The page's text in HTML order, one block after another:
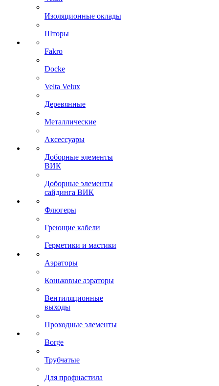
Изоляционные оклады
Шторы
Fakro
Docke
Velta Velux
Деревянные
Металлические
Аксессуары
Доборные элементы
ВИК
Доборные элементы
сайдинга ВИК
Флюгеры
Греющие кабели
Герметики и мастики
Аэраторы
Коньковые аэраторы
Вентиляционные
выходы
Проходные элементы
Borge
Трубчатые
Для профнастила